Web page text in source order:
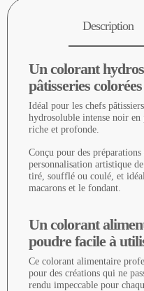
Description
Un colorant
pâtisseries
Idéal pour les chefs
hydrosoluble intense noir
riche et profonde.
Conçu pour des
personnalisation artistique
tiré, soufflé ou coulé, et
macarons et le fondant.
Un colorant
poudre facile à
Ce colorant alimentaire
pour des créations qui ne
rendu impeccable pour